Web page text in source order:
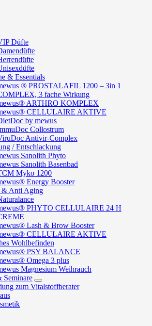
Düfte
& Essentials
® PROSTALAFIL 1200 – 3in 1
3 fache Wirkung
ARTHRO KOMPLEX
CELLULAIRE AKTIVE
by mewus
Collostrum
Antivir-Complex
/ Entschlackung
Sanolith Phyto
Sanolith Basenbad
Myko 1200
Energy Booster
& Anti Aging
PHYTO CELLULAIRE 24 H
Lash & Brow Booster
CELLULAIRE AKTIVE
Wohlbefinden
PSY BALANCE
Omega 3 plus
Magnesium Weihrauch
Seminare
zum Vitalstoffberater